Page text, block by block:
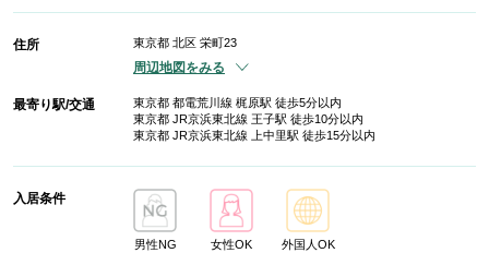
住所 東京都 北区 栄町23
周辺地図をみる
最寄り駅/交通
東京都 都電荒川線 梶原駅 徒歩5分以内
東京都 JR京浜東北線 王子駅 徒歩10分以内
東京都 JR京浜東北線 上中里駅 徒歩15分以内
入居条件
男性NG 女性OK
外国人OK